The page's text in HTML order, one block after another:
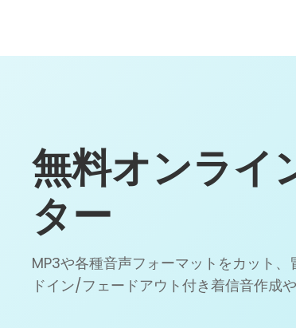
無料オンライ
ター
MP3や各種音声フォーマットをカット
ドイン/フェードアウト付き着信音作成